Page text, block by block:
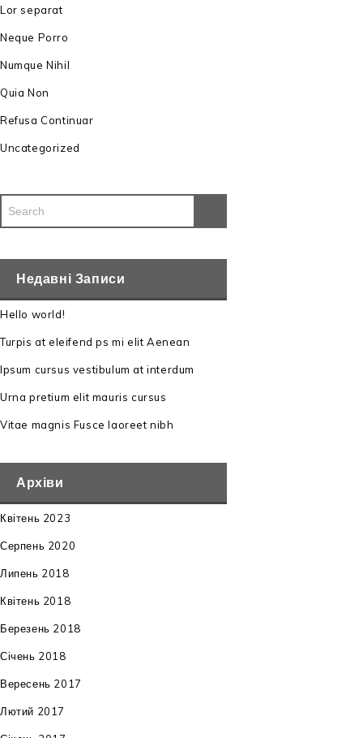
Lor separat
Neque Porro
Numque Nihil
Quia Non
Refusa Continuar
Uncategorized
Недавні Записи
Hello world!
Turpis at eleifend ps mi elit Aenean
Ipsum cursus vestibulum at interdum
Urna pretium elit mauris cursus
Vitae magnis Fusce laoreet nibh
Архіви
Квітень 2023
Серпень 2020
Липень 2018
Квітень 2018
Березень 2018
Січень 2018
Вересень 2017
Лютий 2017